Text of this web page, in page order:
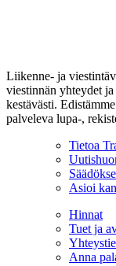
Liikenne- ja
viestinnän yhteydet
kestävästi.
palveleva lupa-,
Tietoa
Asioi
Hinnat
Tuet ja
Anna